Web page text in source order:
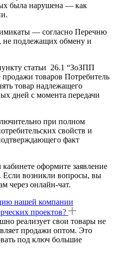
была нарушена — как
— согласно Перечню
не подлежащих обмену и
статьи 26.1 “ЗоЗПП
товаров Потребитель
товар надлежащего
дней с момента передачи
при полном
свойств и
факт
оформите заявление
Если возникли вопросы, вы
через онлайн-чат.
нашей компании
проектов?
реализует свои товары не
продажи оптом. Это
под ключ большие